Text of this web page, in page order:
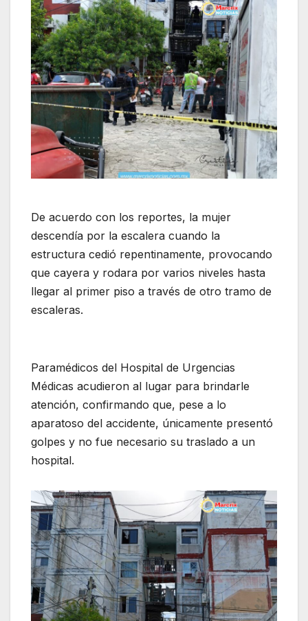
De acuerdo con los reportes, la mujer
descendía por la escalera cuando la
estructura cedió repentinamente, provocando
que cayera y rodara por varios niveles hasta
llegar al primer piso a través de otro tramo de
escaleras.
Paramédicos del Hospital de Urgencias
Médicas acudieron al lugar para brindarle
atención, confirmando que, pese a lo
aparatoso del accidente, únicamente presentó
golpes y no fue necesario su traslado a un
hospital.